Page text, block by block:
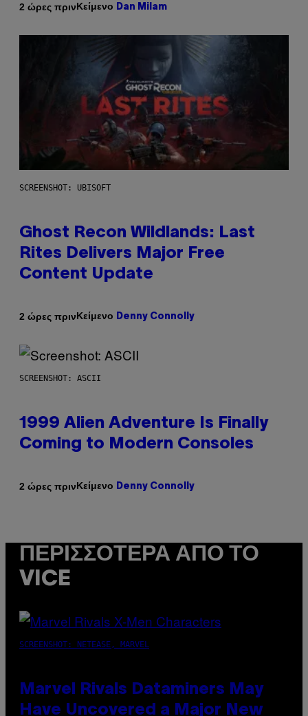
2 ώρες πρινΚείμενο Dan Milam
SCREENSHOT: UBISOFT
Ghost Recon Wildlands: Last
Rites Delivers Major Free
Content Update
2 ώρες πρινΚείμενο Denny Connolly
SCREENSHOT: ASCII
1999 Alien Adventure Is Finally
Coming to Modern Consoles
2 ώρες πρινΚείμενο Denny Connolly
ΠΕΡΙΣΣΌΤΕΡΑ ΑΠΌ ΤΟ
VICE
SCREENSHOT: NETEASE, MARVEL
Marvel Rivals Dataminers May
Have Uncovered a Major New